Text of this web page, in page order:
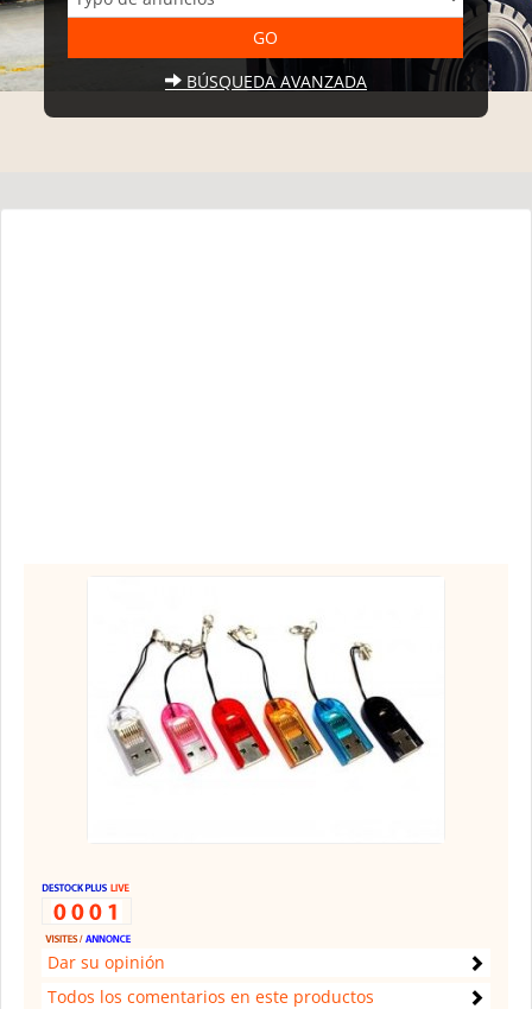
BÚSQUEDA AVANZADA
Dar su opinión
Todos los comentarios en este productos